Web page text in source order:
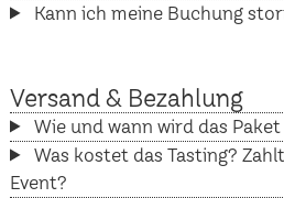
Kann ich meine Buchung
Versand & Bezahlung
Wie und wann wird das
Was kostet das Tasting?
Event?